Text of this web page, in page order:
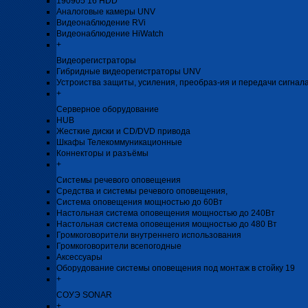
Аналоговые камеры UNV
Видеонаблюдение RVi
Видеонаблюдение HiWatch
+
Видеорегистраторы
Гибридные видеорегистраторы UNV
Устроиства защиты, усиления, преобраз-ия и передачи
+
Серверное оборудование
HUB
Жесткие диски и CD/DVD привода
Шкафы Телекоммуникационные
Коннекторы и разъёмы
+
Системы речевого оповещения
Средства и системы речевого оповещения,
Система оповещения мощностью до 60Вт
Настольная система оповещения мощностью до 240Вт
Настольная система оповещения мощностью до 480 Вт
Громкоговорители внутреннего использования
Громкоговорители всепогодные
Аксессуары
Оборудование системы оповещения под монтаж в стойку 19
+
СОУЭ SONAR
+